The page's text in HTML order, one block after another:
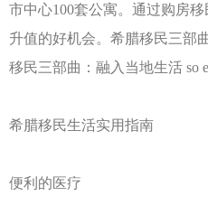
市中心100套公寓。通过购房
升值的好机会。希腊移民三部
移民三部曲：融入当地生活 so
希腊移民生活实用指南
便利的医疗